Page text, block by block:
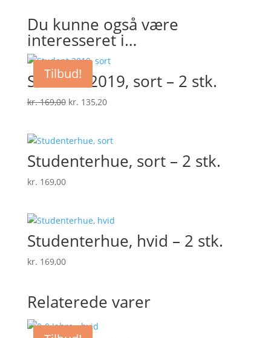
Du kunne også være
interesseret i…
Tilbud!
Student 2019, sort – 2 stk.
kr.169,00 Den
var:
kr. 169,00.
kr. 135,20Den
er:
kr. 135,20.
Studenterhue, sort – 2 stk.
kr. 169,00
Studenterhue, hvid – 2 stk.
kr. 169,00
Relaterede varer